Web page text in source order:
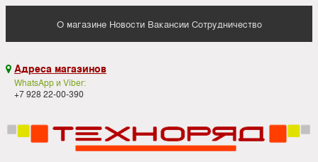
О магазине Новости Вакансии Сотрудничество
 Адреса магазинов
WhatsApp и Viber:
+7 928 22-00-390